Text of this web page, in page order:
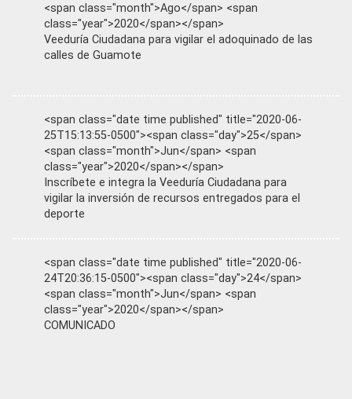
<span class="month">Ago</span> <span
class="year">2020</span></span>
Veeduría Ciudadana para vigilar el adoquinado de las
calles de Guamote
<span class="date time published" title="2020-06-
25T15:13:55-0500"><span class="day">25</span>
<span class="month">Jun</span> <span
class="year">2020</span></span>
Inscríbete e integra la Veeduría Ciudadana para
vigilar la inversión de recursos entregados para el
deporte
<span class="date time published" title="2020-06-
24T20:36:15-0500"><span class="day">24</span>
<span class="month">Jun</span> <span
class="year">2020</span></span>
COMUNICADO